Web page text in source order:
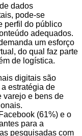
dados
pode-se
perfil do público
adequados.
um esforço
do qual faz parte
de logística.
digitais são
estratégia de
varejo e bens de
(61%) e o
para a
pesquisadas com